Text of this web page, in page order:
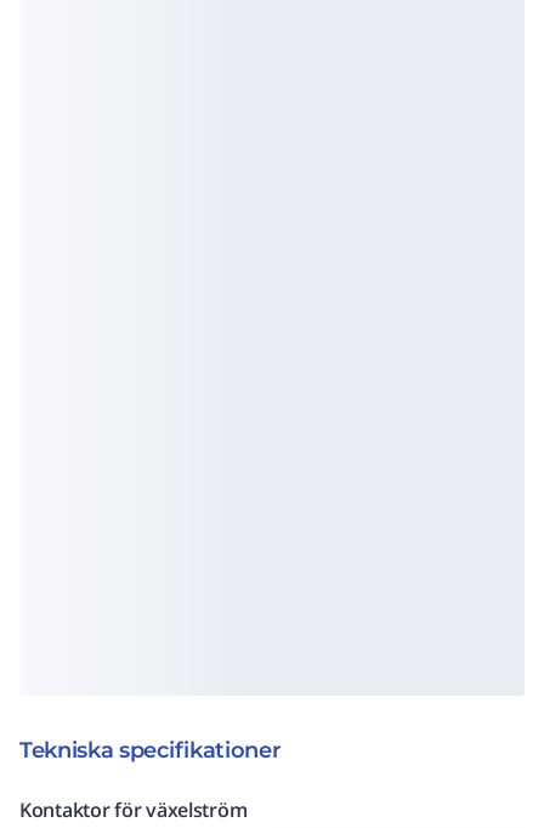
Tekniska specifikationer
Kontaktor för växelström